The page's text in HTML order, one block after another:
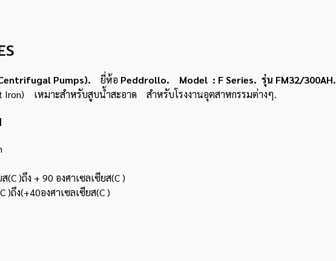
Pumps). ยี่ห้อ Peddrollo. Model : F Series. รุ่น FM32/300AH.
Iron) เหมาะสำหรับสูบน้ำสะอาด สำหรับโรงงานอุตสาหกรรมต่างๆ.
)ถึง + 90 องศาเซลเซียส(C )
ถึง(+40องศาเซลเซียส(C )